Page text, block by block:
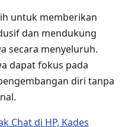
untuk memberikan
dan mendukung
secara menyeluruh.
dapat fokus pada
diri tanpa
Chat di HP, Kades